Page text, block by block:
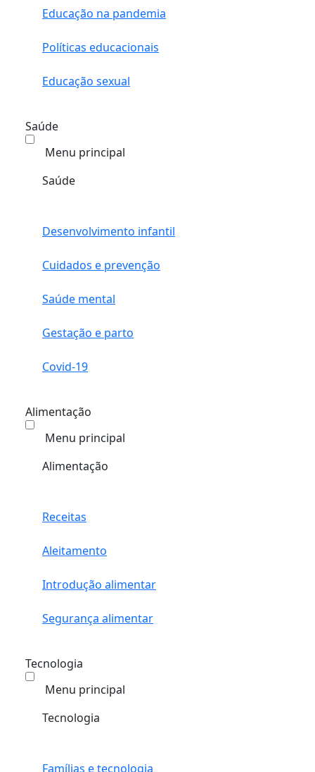
Educação na pandemia
Políticas educacionais
Educação sexual
Saúde
Menu principal
Saúde
Desenvolvimento infantil
Cuidados e prevenção
Saúde mental
Gestação e parto
Covid-19
Alimentação
Menu principal
Alimentação
Receitas
Aleitamento
Introdução alimentar
Segurança alimentar
Tecnologia
Menu principal
Tecnologia
Famílias e tecnologia